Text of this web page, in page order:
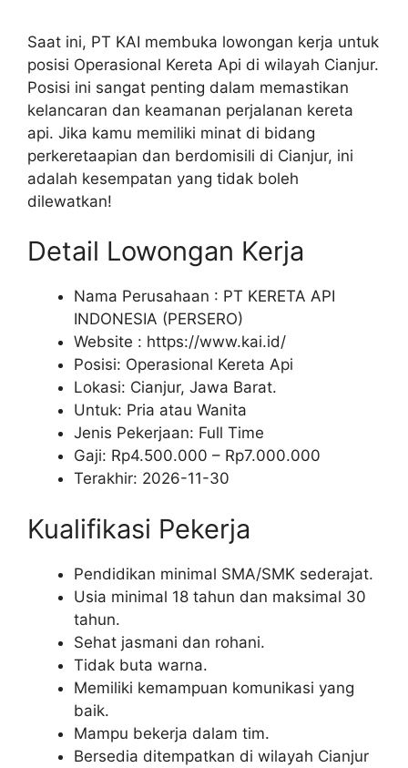
Saat ini, PT KAI membuka lowongan kerja untuk
posisi Operasional Kereta Api di wilayah Cianjur.
Posisi ini sangat penting dalam memastikan
kelancaran dan keamanan perjalanan kereta
api. Jika kamu memiliki minat di bidang
perkeretaapian dan berdomisili di Cianjur, ini
adalah kesempatan yang tidak boleh
dilewatkan!
Detail Lowongan Kerja
Nama Perusahaan : PT KERETA API
INDONESIA (PERSERO)
Website : https://www.kai.id/
Posisi: Operasional Kereta Api
Lokasi: Cianjur, Jawa Barat.
Untuk: Pria atau Wanita
Jenis Pekerjaan: Full Time
Gaji: Rp4.500.000 – Rp7.000.000
Terakhir: 2026-11-30
Kualifikasi Pekerja
Pendidikan minimal SMA/SMK sederajat.
Usia minimal 18 tahun dan maksimal 30
tahun.
Sehat jasmani dan rohani.
Tidak buta warna.
Memiliki kemampuan komunikasi yang
baik.
Mampu bekerja dalam tim.
Bersedia ditempatkan di wilayah Cianjur